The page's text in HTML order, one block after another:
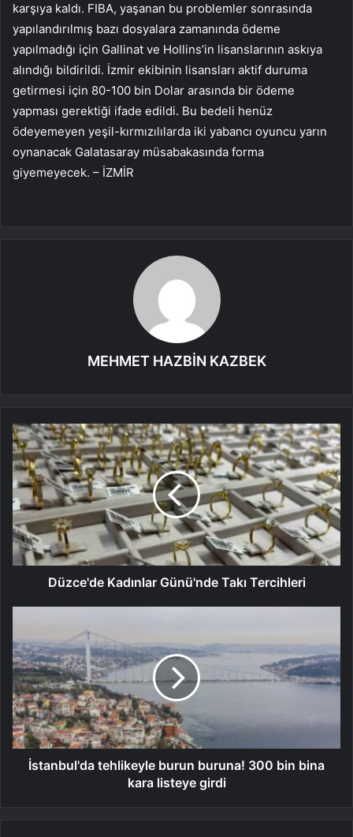
karşıya kaldı. FIBA, yaşanan bu problemler sonrasında
yapılandırılmış bazı dosyalara zamanında ödeme
yapılmadığı için Gallinat ve Hollins’in lisanslarının askıya
alındığı bildirildi. İzmir ekibinin lisansları aktif duruma
getirmesi için 80-100 bin Dolar arasında bir ödeme
yapması gerektiği ifade edildi. Bu bedeli henüz
ödeyemeyen yeşil-kırmızılılarda iki yabancı oyuncu yarın
oynanacak Galatasaray müsabakasında forma
giyemeyecek. – İZMİR
MEHMET HAZBİN KAZBEK
Düzce'de Kadınlar Günü'nde Takı Tercihleri
İstanbul'da tehlikeyle burun buruna! 300 bin bina
kara listeye girdi